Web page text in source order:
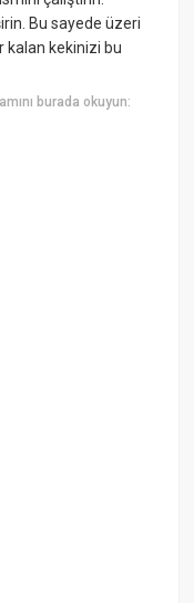
Bu sayede üzeri
kalan kekinizi bu
burada okuyun: